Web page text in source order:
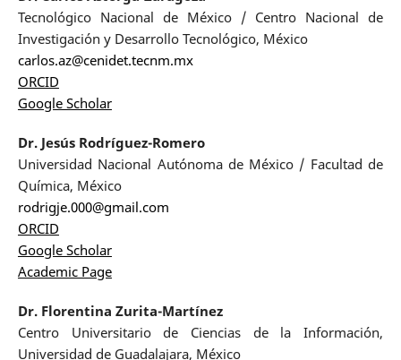
Tecnológico Nacional de México / Centro Nacional de
Investigación y Desarrollo Tecnológico, México
carlos.az@cenidet.tecnm.mx
ORCID
Google Scholar
Dr. Jesús Rodríguez-Romero
Universidad Nacional Autónoma de México / Facultad de
Química, México
rodrigje.000@gmail.com
ORCID
Google Scholar
Academic Page
Dr. Florentina Zurita-Martínez
Centro Universitario de Ciencias de la Información,
Universidad de Guadalajara, México